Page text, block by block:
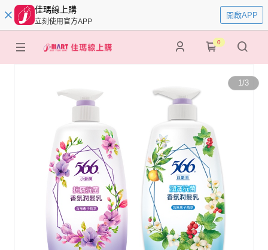
佳瑪線上購
立刻使用官方APP
開啟APP
0
1/3